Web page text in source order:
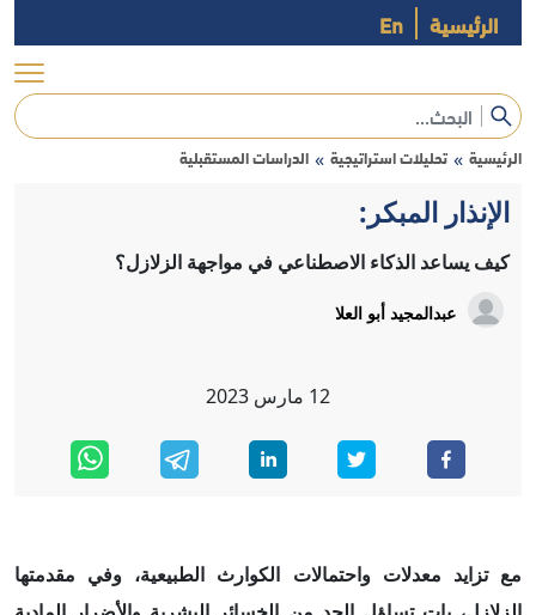
الرئيسية En
الرئيسية » تحليلات استراتيجية » الدراسات المستقبلية
الإنذار المبكر:
كيف يساعد الذكاء الاصطناعي في مواجهة الزلازل؟
عبدالمجيد أبو العلا
12 مارس 2023
مع تزايد معدلات واحتمالات الكوارث الطبيعية، وفي مقدمتها